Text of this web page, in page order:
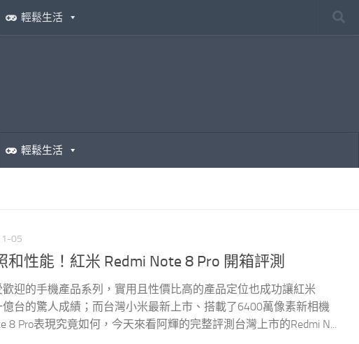
輕鬆生活
輕鬆生活
05
性能！紅米 Redmi Note 8 Pro 開箱評測
迎的手機產品系列，實用且性價比高的產品定位也成功讓紅米
台的驚人成績；而台灣小米最新上市、搭載了6400萬像素新相機
8 Pro表現究竟如何，今天來看阿輝的完整評測台灣上市的Redmi N...